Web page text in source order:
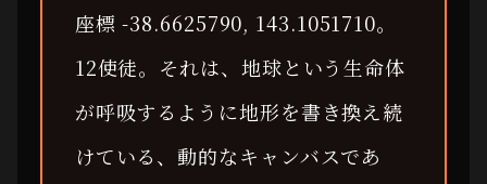
座標 -38.6625790, 143.1051710。
12使徒。それは、地球という生命体
が呼吸するように地形を書き換え続
けている、動的なキャンバスであ